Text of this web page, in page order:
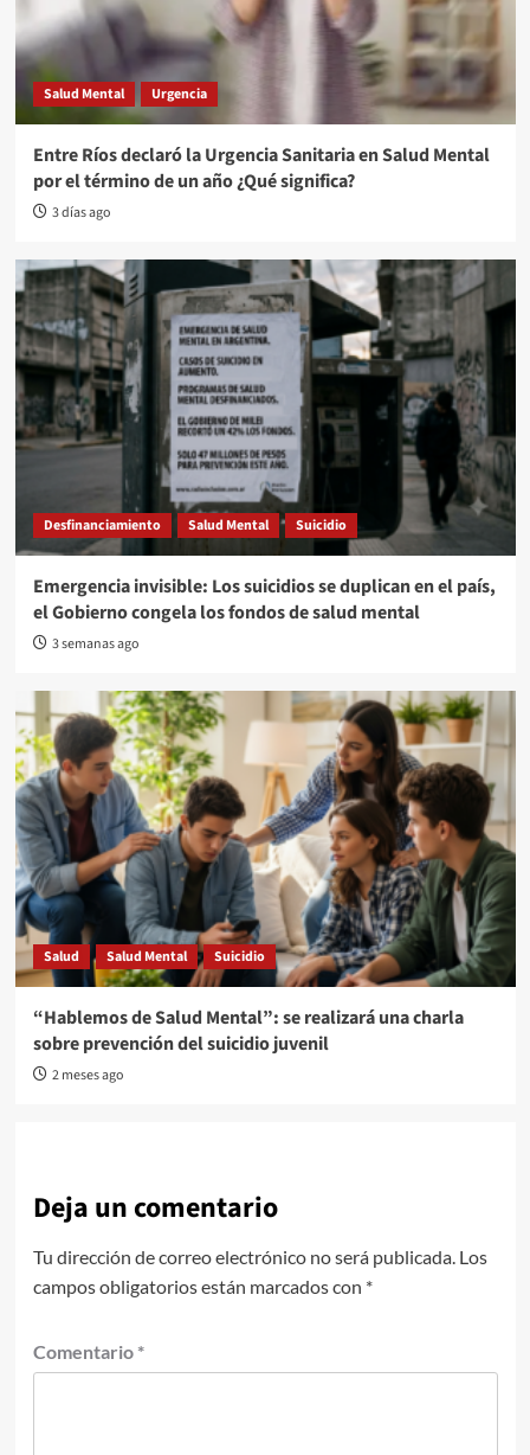
Salud Mental Urgencia
Entre Ríos declaró la Urgencia Sanitaria en Salud Mental
por el término de un año ¿Qué significa?
3 días ago
Desfinanciamiento Salud Mental Suicidio
Emergencia invisible: Los suicidios se duplican en el país,
el Gobierno congela los fondos de salud mental
3 semanas ago
Salud Salud Mental Suicidio
“Hablemos de Salud Mental”: se realizará una charla
sobre prevención del suicidio juvenil
2 meses ago
Deja un comentario
Tu dirección de correo electrónico no será publicada. Los
campos obligatorios están marcados con *
Comentario *